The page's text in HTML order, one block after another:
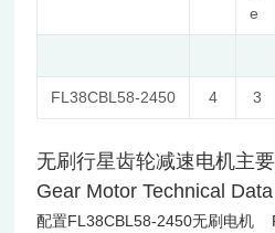
e
FL38CBL58-2450 4 3
无刷行星齿轮减速电机主
Gear Motor Technical Data
配置FL38CBL58-2450无刷电机